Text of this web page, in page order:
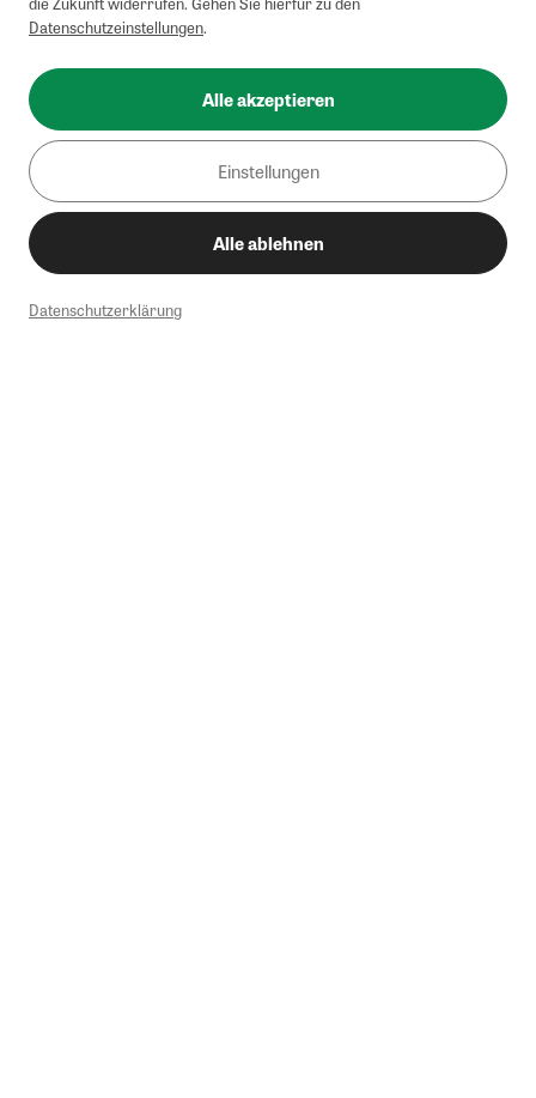
Datenschutzeinstellungen.
Alle akzeptieren
Einstellungen
Alle ablehnen
Datenschutzerklärung